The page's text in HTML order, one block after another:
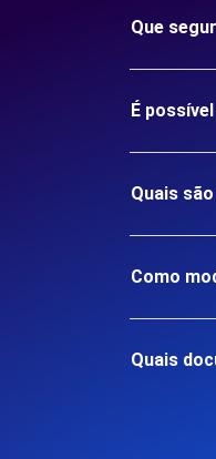
Que
É
Quais
Como
Quais